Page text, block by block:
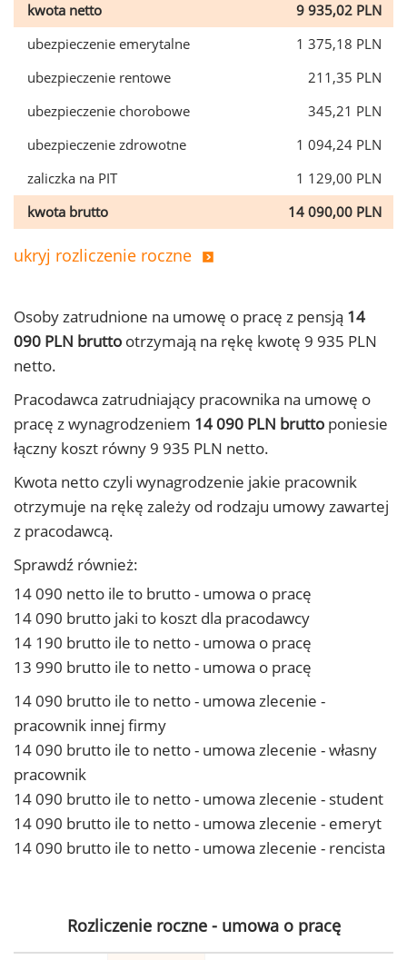
kwota netto
9 935,02 PLN
ubezpieczenie emerytalne
1 375,18 PLN
ubezpieczenie rentowe
211,35 PLN
ubezpieczenie chorobowe
345,21 PLN
ubezpieczenie zdrowotne
1 094,24 PLN
zaliczka na PIT
1 129,00 PLN
kwota brutto
14 090,00 PLN
ukryj rozliczenie roczne
Osoby zatrudnione na umowę o pracę z pensją 14
090 PLN brutto otrzymają na rękę kwotę 9 935 PLN
netto.
Pracodawca zatrudniający pracownika na umowę o
pracę z wynagrodzeniem 14 090 PLN brutto poniesie
łączny koszt równy 9 935 PLN netto.
Kwota netto czyli wynagrodzenie jakie pracownik
otrzymuje na rękę zależy od rodzaju umowy zawartej
z pracodawcą.
Sprawdź również:
14 090 netto ile to brutto - umowa o pracę
14 090 brutto jaki to koszt dla pracodawcy
14 190 brutto ile to netto - umowa o pracę
13 990 brutto ile to netto - umowa o pracę
14 090 brutto ile to netto - umowa zlecenie -
pracownik innej firmy
14 090 brutto ile to netto - umowa zlecenie - własny
pracownik
14 090 brutto ile to netto - umowa zlecenie - student
14 090 brutto ile to netto - umowa zlecenie - emeryt
14 090 brutto ile to netto - umowa zlecenie - rencista
Rozliczenie roczne - umowa o pracę